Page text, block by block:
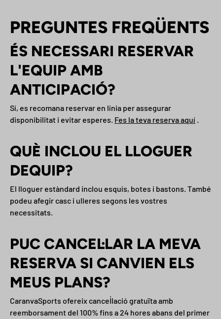
PREGUNTES FREQÜENTS
ÉS NECESSARI RESERVAR
L'EQUIP AMB
ANTICIPACIÓ?
Sí, es recomana reservar en línia per assegurar
disponibilitat i evitar esperes. Fes la teva reserva aquí .
QUÈ INCLOU EL LLOGUER
DEQUIP?
El lloguer estàndard inclou esquís, botes i bastons. També
podeu afegir casc i ulleres segons les vostres
necessitats.
PUC CANCEL·LAR LA MEVA
RESERVA SI CANVIEN ELS
MEUS PLANS?
CaranvaSports ofereix cancel·lació gratuïta amb
reemborsament del 100% fins a 24 hores abans del primer